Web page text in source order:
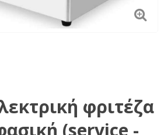
φριτέζα
(service -